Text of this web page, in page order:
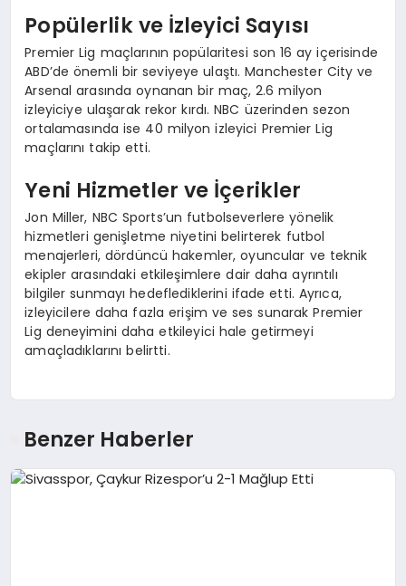
Popülerlik ve İzleyici Sayısı
Premier Lig maçlarının popülaritesi son 16 ay içerisinde
ABD’de önemli bir seviyeye ulaştı. Manchester City ve
Arsenal arasında oynanan bir maç, 2.6 milyon
izleyiciye ulaşarak rekor kırdı. NBC üzerinden sezon
ortalamasında ise 40 milyon izleyici Premier Lig
maçlarını takip etti.
Yeni Hizmetler ve İçerikler
Jon Miller, NBC Sports’un futbolseverlere yönelik
hizmetleri genişletme niyetini belirterek futbol
menajerleri, dördüncü hakemler, oyuncular ve teknik
ekipler arasındaki etkileşimlere dair daha ayrıntılı
bilgiler sunmayı hedeflediklerini ifade etti. Ayrıca,
izleyicilere daha fazla erişim ve ses sunarak Premier
Lig deneyimini daha etkileyici hale getirmeyi
amaçladıklarını belirtti.
Benzer Haberler